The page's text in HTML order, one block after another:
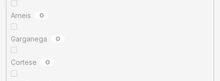
Arneis 0
Garganega 0
Cortese 0